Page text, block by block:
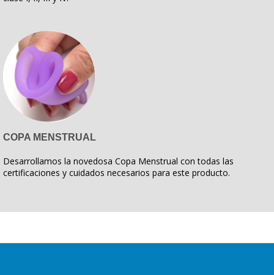
COPA MENSTRUAL
Desarrollamos la novedosa Copa Menstrual con todas las
certificaciones y cuidados necesarios para este producto.